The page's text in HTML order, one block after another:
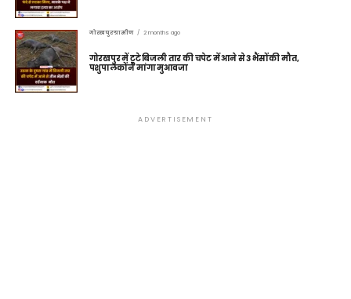
गोरखपुर ग्रामीण 2 months ago
गोरखपुर में टूटे बिजली तार की चपेट में आने से 3 भैंसों की मौत,
पशुपालकों ने मांगा मुआवजा
ADVERTISEMENT